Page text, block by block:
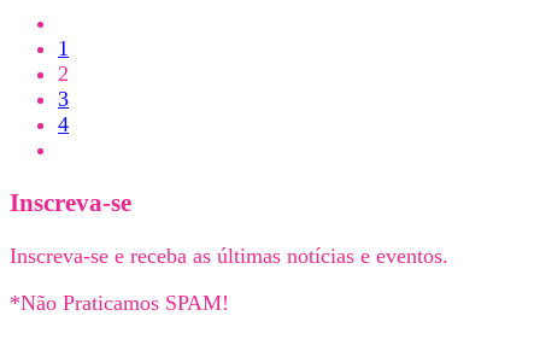
1
2
3
4
Inscreva-se
Inscreva-se e receba as últimas notícias e eventos.
*Não Praticamos SPAM!